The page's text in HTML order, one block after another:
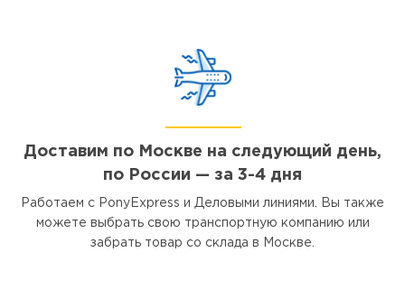
Доставим по Москве на следующий день,
по России — за 3-4 дня
Работаем с PonyExpress и Деловыми линиями. Вы также
можете выбрать свою транспортную компанию или
забрать товар со склада в Москве.